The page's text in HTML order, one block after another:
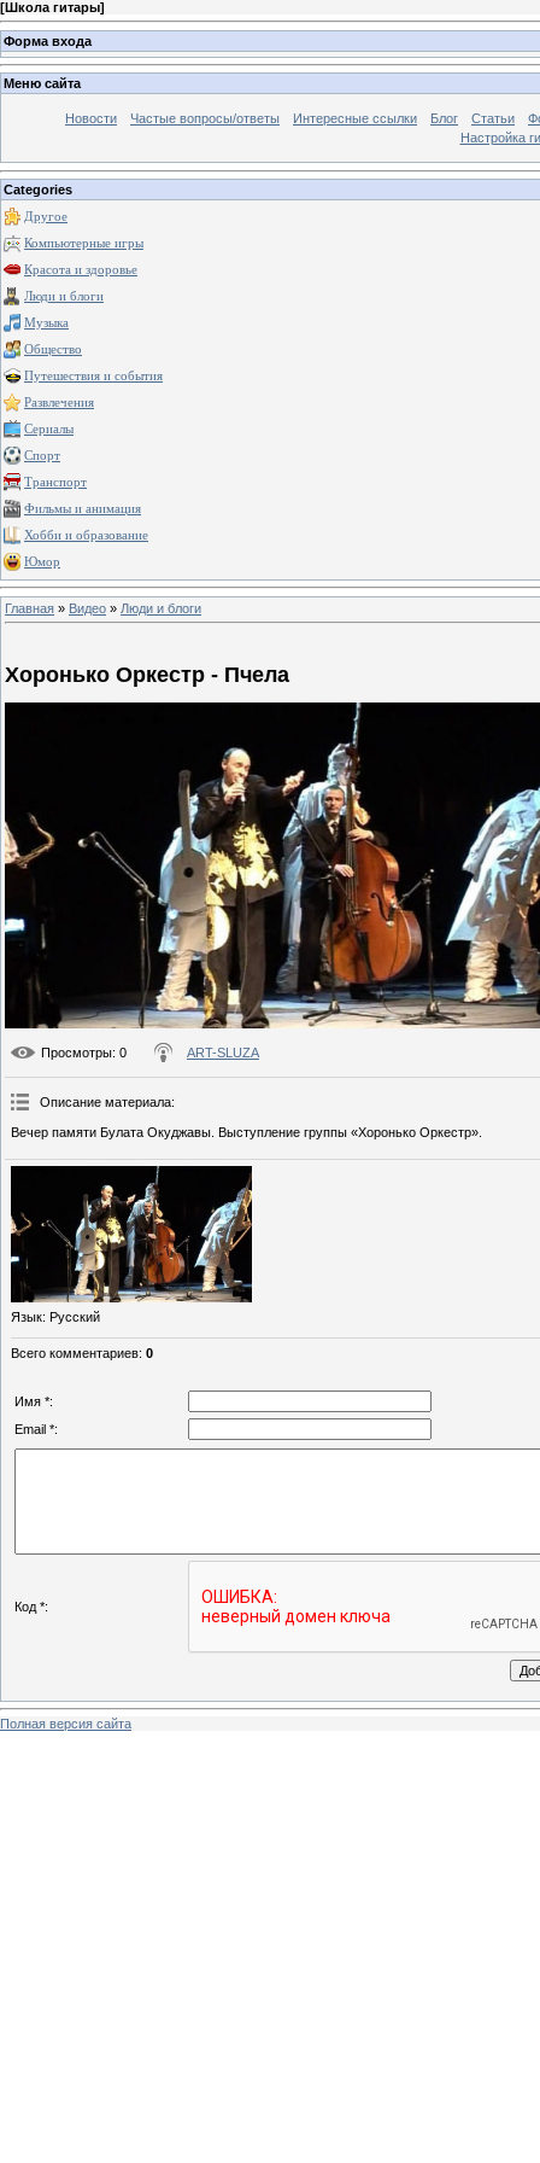
[Школа гитары]
Форма входа
Меню сайта
Новости Частые вопросы/ответы Интересные ссылки Блог Статьи
Настройка
Categories
Другое
Компьютерные игры
Красота и здоровье
Люди и блоги
Музыка
Общество
Путешествия и события
Развлечения
Сериалы
Спорт
Транспорт
Фильмы и анимация
Хобби и образование
Юмор
Главная » Видео » Люди и блоги
Хоронько Оркестр - Пчела
Просмотры: 0 ART-SLUZA
Описание материала:
Вечер памяти Булата Окуджавы. Выступление группы «Хоронько Оркестр».
Язык: Русский
Всего комментариев: 0
Имя *:
Email *:
Код *:
Полная версия сайта